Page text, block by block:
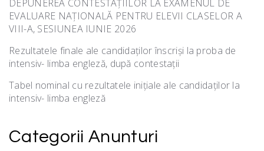
DEPUNEREA CONTESTAȚIILOR LA EXAMENUL DE
EVALUARE NAȚIONALĂ PENTRU ELEVII CLASELOR A
VIII-A, SESIUNEA IUNIE 2026
Rezultatele finale ale candidaților înscriși la proba de
intensiv- limba engleză, după contestații
Tabel nominal cu rezultatele inițiale ale candidaților la
intensiv- limba engleză
Categorii Anunturi